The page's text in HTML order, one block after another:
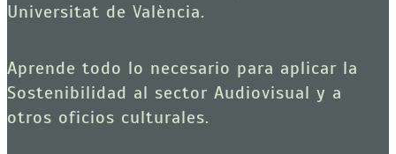
Universitat de València.
Aprende todo lo necesario para aplicar la
Sostenibilidad al sector Audiovisual y a
otros oficios culturales.